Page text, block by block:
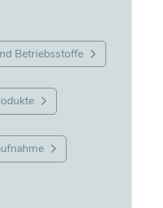
Betriebsstoffe